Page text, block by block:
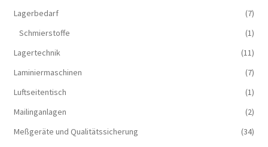
Lagerbedarf
(7)
Schmierstoffe
(1)
Lagertechnik
(11)
Laminiermaschinen
(7)
Luftseitentisch
(1)
Mailinganlagen
(2)
Meßgeräte und Qualitätssicherung
(34)